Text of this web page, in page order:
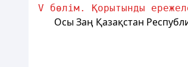
V бөлiм. Қорытынды
Осы Заң Қазақстан